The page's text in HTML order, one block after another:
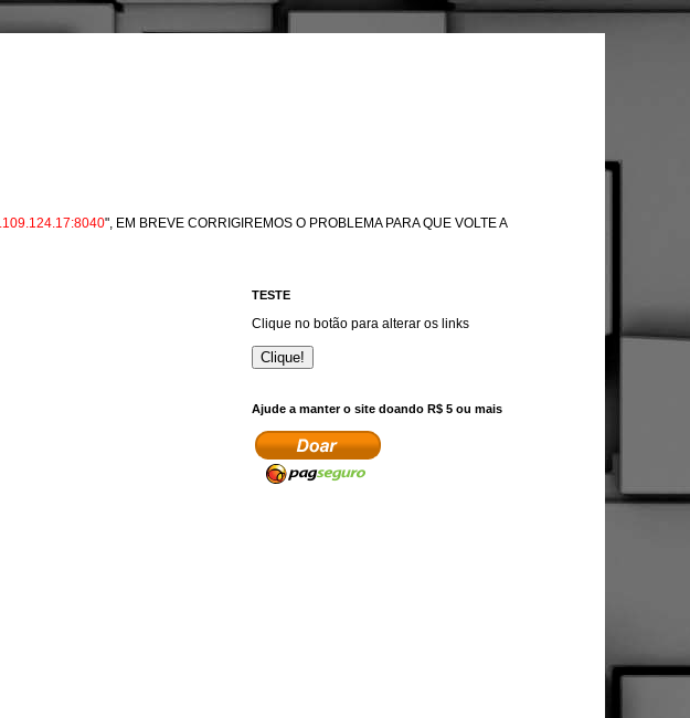
", EM BREVE CORRIGIREMOS O PROBLEMA PARA QUE VOLTE A
TESTE
Clique no botão para alterar os links
Clique!
Ajude a manter o site doando R$ 5 ou mais